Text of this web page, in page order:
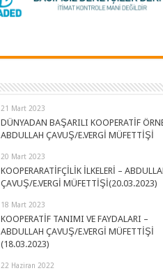
21 Mart 2023
DÜNYADAN BAŞARILI KOOPERATİF
ABDULLAH ÇAVUŞ/E.VERGİ MÜFETTİŞİ
20 Mart 2023
KOOPERARATİFÇİLİK İLKELERİ –
ÇAVUŞ/E.VERGİ MÜFETTİŞİ(20.03.2023)
18 Mart 2023
KOOPERATİF TANIMI VE FAYDALARI –
ABDULLAH ÇAVUŞ/E.VERGİ MÜFETTİŞİ
(18.03.2023)
22 Haziran 2022